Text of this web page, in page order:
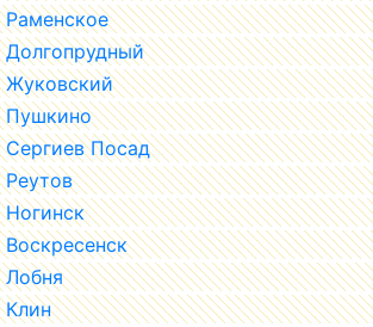
Раменское
Долгопрудный
Жуковский
Пушкино
Сергиев Посад
Реутов
Ногинск
Воскресенск
Лобня
Клин